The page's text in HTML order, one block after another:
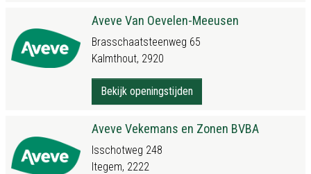
Aveve Van Oevelen-Meeusen
Brasschaatsteenweg 65
Kalmthout, 2920
Bekijk openingstijden
Aveve Vekemans en Zonen BVBA
Isschotweg 248
Itegem, 2222